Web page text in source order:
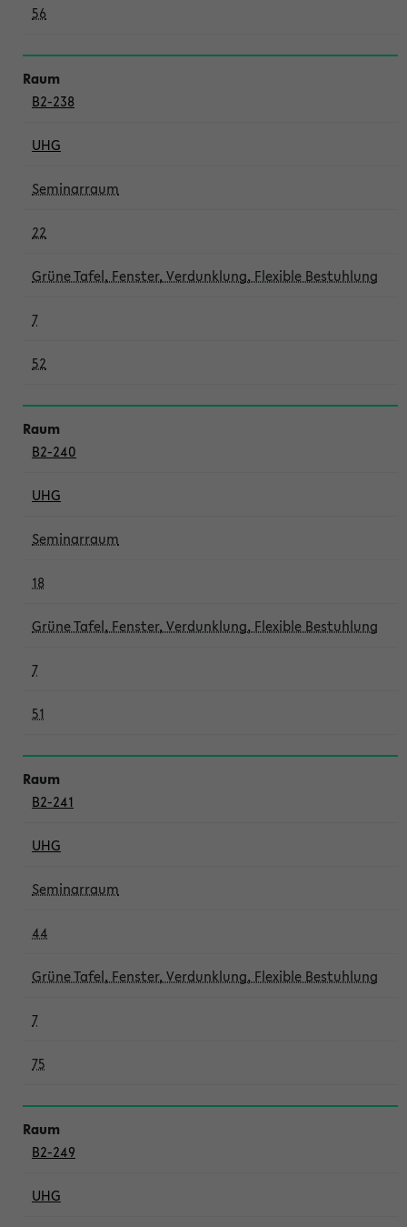
56
B2-238
UHG
Seminarraum
22
Grüne Tafel, Fenster, Verdunklung, Flexible Bestuhlung
7
52
B2-240
UHG
Seminarraum
18
Grüne Tafel, Fenster, Verdunklung, Flexible Bestuhlung
7
51
B2-241
UHG
Seminarraum
44
Grüne Tafel, Fenster, Verdunklung, Flexible Bestuhlung
7
75
B2-249
UHG